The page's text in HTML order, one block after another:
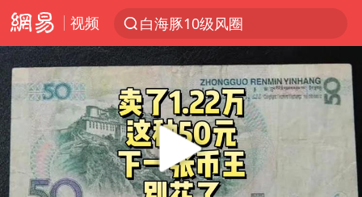
视频
白海豚10级风圈
上海：5号线16号线浦江线全线停运
上海有出现龙卷潜势
《披荆斩棘》阵容官宣